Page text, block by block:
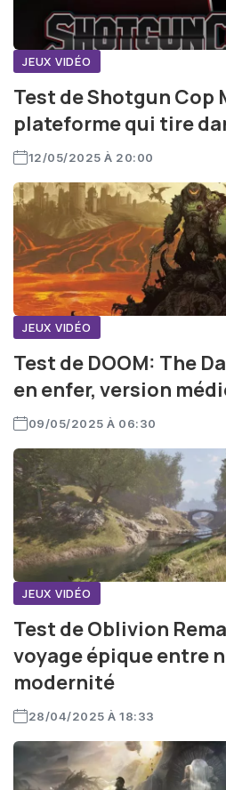
JEUX VIDÉO
Test de Shotgun Cop
plateforme qui tire
12/05/2025 À 20:00
JEUX VIDÉO
Test de DOOM: The
en enfer, version
09/05/2025 À 06:30
JEUX VIDÉO
Test de Oblivion
voyage épique entre
modernité
28/04/2025 À 18:33